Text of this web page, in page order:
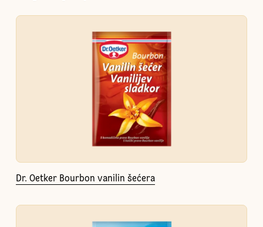
Dr. Oetker Bourbon vanilin šećera